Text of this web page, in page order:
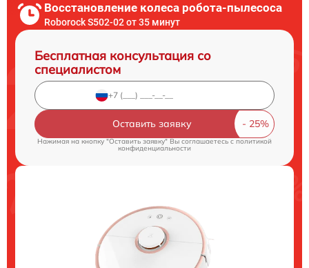
Восстановление колеса робота-пылесоса
Roborock S502-02 от 35 минут
Бесплатная консультация со
специалистом
Оставить заявку
Нажимая на кнопку "Оставить заявку" Вы соглашаетесь cполитикой
конфиденциальности